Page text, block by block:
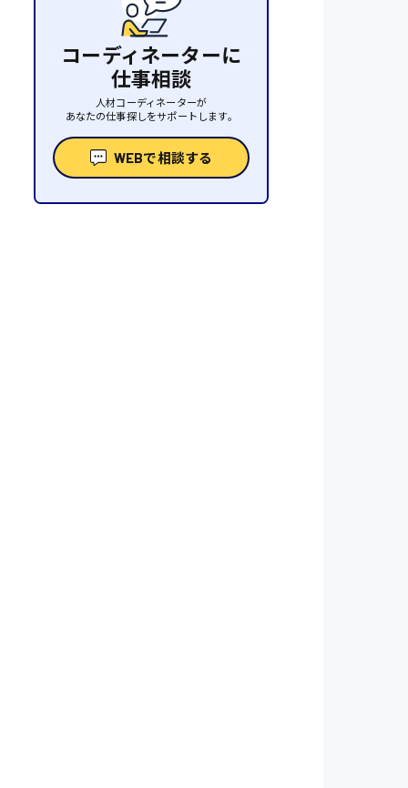
コーディネーターに
仕事相談
人材コーディネーターが
あなたの仕事探しをサポートします。
WEBで相談する